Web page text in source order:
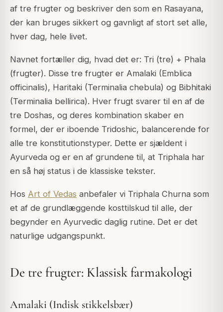
af tre frugter og beskriver den som en Rasayana,
der kan bruges sikkert og gavnligt af stort set alle,
hver dag, hele livet.
Navnet fortæller dig, hvad det er: Tri (tre) + Phala
(frugter). Disse tre frugter er Amalaki (Emblica
officinalis), Haritaki (Terminalia chebula) og Bibhitaki
(Terminalia bellirica). Hver frugt svarer til en af de
tre Doshas, og deres kombination skaber en
formel, der er iboende Tridoshic, balancerende for
alle tre konstitutionstyper. Dette er sjældent i
Ayurveda og er en af grundene til, at Triphala har
en så høj status i de klassiske tekster.
Hos Art of Vedas anbefaler vi Triphala Churna som
et af de grundlæggende kosttilskud til alle, der
begynder en Ayurvedic daglig rutine. Det er det
naturlige udgangspunkt.
De tre frugter: Klassisk farmakologi
Amalaki (Indisk stikkelsbær)